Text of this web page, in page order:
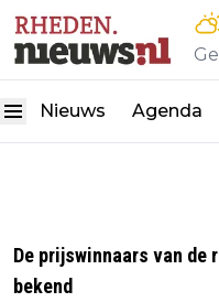
Nieuws Agenda
De prijswinnaars van
bekend